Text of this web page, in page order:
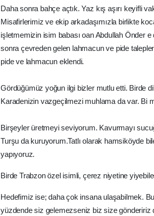
Daha sonra bahçe açtık. Yaz kış aşırı keyifli
Misafirlerimiz ve ekip arkadaşımızla birlikte
işletmemizin isim babası oan Abdullah Önder
sonra çevreden gelen lahmacun ve pide
pide ve lahmacun eklendi.
Gördüğümüz yoğun ilgi bizler mutlu etti. Birde
Karadenizin vazgeçilmezi muhlama da var. Bi
Birşeyler üretmeyi seviyorum. Kavurmayı
Turşu da kuruyorum.Tatlı olarak hamsiköyde
yapıyoruz.
Birde Trabzon özel isimli, çerez niyetine
Hedefimiz ise; daha çok insana ulaşabilmek.
yüzdende siz gelemezseniz biz size